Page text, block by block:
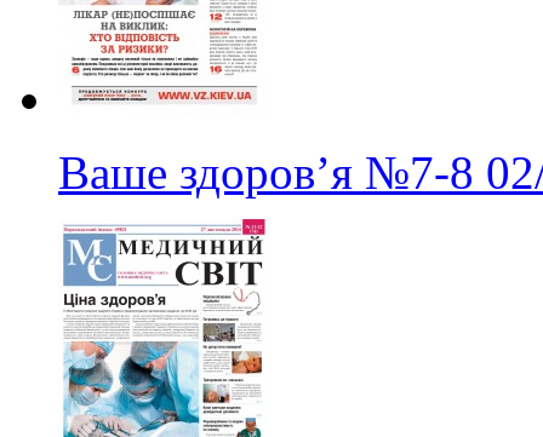
Ваше здоров’я №7-8